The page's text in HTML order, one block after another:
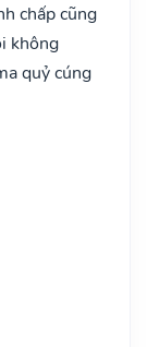
chấp cũng
không
quỷ cúng